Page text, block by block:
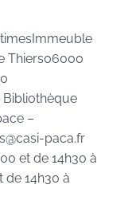
Thiers06000
Bibliothèque
–
paca.fr
et de 14h30 à
de 14h30 à